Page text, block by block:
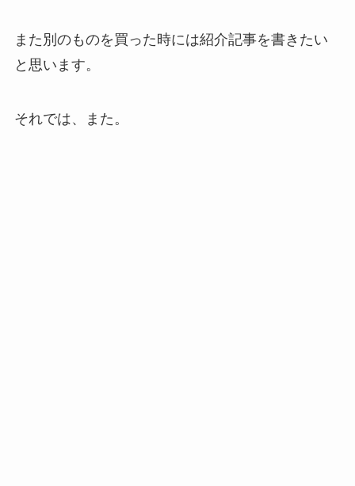
また別のものを買った時には紹介記事を書きたい
と思います。
それでは、また。